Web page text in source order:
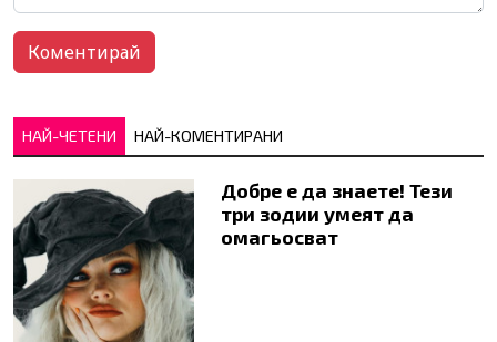
НАЙ-ЧЕТЕНИ НАЙ-КОМЕНТИРАНИ
Добре е да знаете! Тези
три зодии умеят да
омагьосват